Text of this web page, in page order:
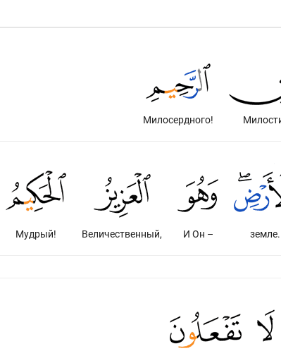
Милосердного!
земле.
И Он –
Величественный,
Мудрый!